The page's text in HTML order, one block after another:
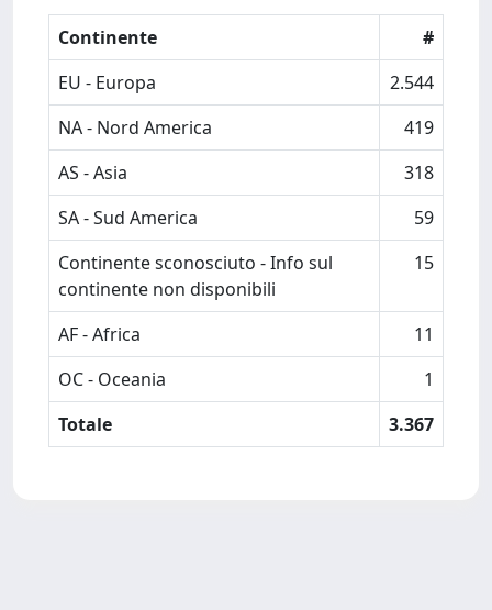
Continente
#
EU - Europa
2.544
NA - Nord America
419
AS - Asia
318
SA - Sud America
59
Continente sconosciuto - Info sul
continente non disponibili
15
AF - Africa
11
OC - Oceania
1
Totale
3.367